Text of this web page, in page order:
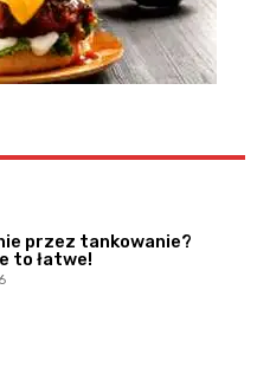
przez tankowanie?
to łatwe!